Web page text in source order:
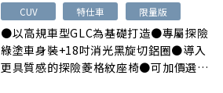
CUV 特仕車 限量版
●以高規車型GLC為基礎打造●專屬探險
綠塗車身裝+18吋消光黑旋切鋁圈●導入
更具質感的探險菱格紋座椅●可加價選